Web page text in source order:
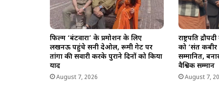
फिल्म ‘बंटवारा’ के प्रमोशन के लिए
लखनऊ पहुंचे सनी देओल, रूमी गेट पर
तांगा की सवारी करके पुराने दिनों को किया
याद
August 7, 2026
राष्ट्रपति
को ‘संत कबीर
सम्मानित,
वैश्विक सम्मान
August 7,